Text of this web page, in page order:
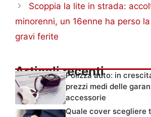
Scoppia la lite in strada:
minorenni, un 16enne ha perso
gravi ferite
Articoli recenti
Polizza auto: in
prezzi medi delle
accessorie
Quale cover scegliere